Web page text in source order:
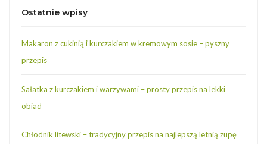
Ostatnie wpisy
Makaron z cukinią i kurczakiem w kremowym sosie – pyszny
przepis
Sałatka z kurczakiem i warzywami – prosty przepis na lekki
obiad
Chłodnik litewski – tradycyjny przepis na najlepszą letnią zupę